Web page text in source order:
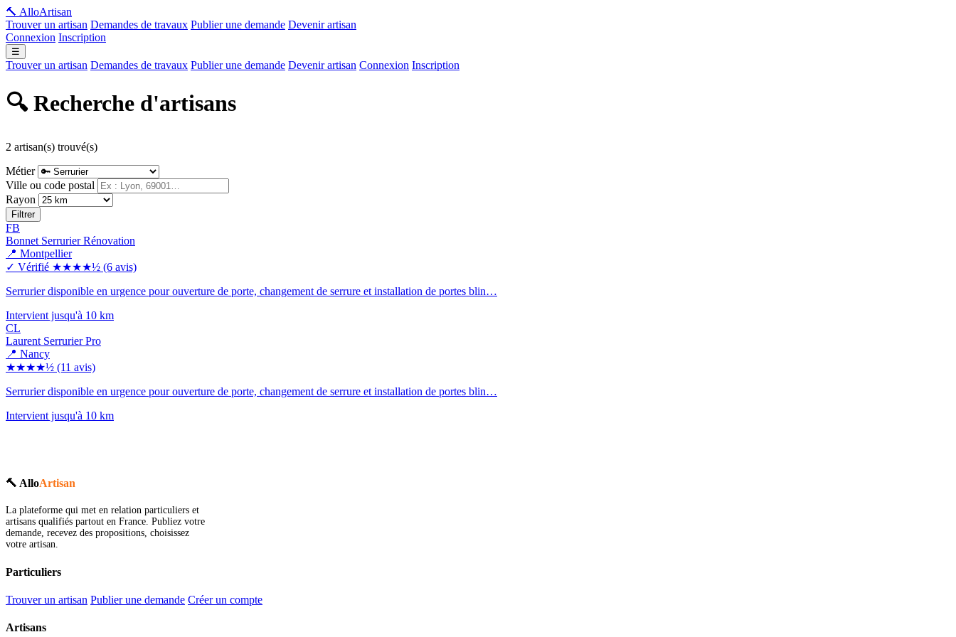
🔨 AlloArtisan
Trouver un artisan Demandes de travaux Publier une demande Devenir artisan
Connexion Inscription
☰
Trouver un artisan Demandes de travaux Publier une demande Devenir artisan Connexion Inscription
🔍 Recherche d'artisans
2 artisan(s) trouvé(s)
Métier
Ville ou code postal
Rayon
Filtrer
FB
Bonnet Serrurier Rénovation
📍 Montpellier
✓ Vérifié ★★★★½ (6 avis)
Serrurier disponible en urgence pour ouverture de porte, changement de serrure et installation de portes blin…
Intervient jusqu'à 10 km
CL
Laurent Serrurier Pro
📍 Nancy
★★★★½ (11 avis)
Serrurier disponible en urgence pour ouverture de porte, changement de serrure et installation de portes blin…
Intervient jusqu'à 10 km
🔨 AlloArtisan
La plateforme qui met en relation particuliers et
artisans qualifiés partout en France. Publiez votre
demande, recevez des propositions, choisissez
votre artisan.
Particuliers
Trouver un artisan Publier une demande Créer un compte
Artisans